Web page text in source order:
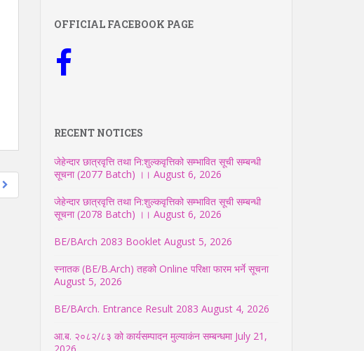
OFFICIAL FACEBOOK PAGE
RECENT NOTICES
जेहेन्दार छात्रवृत्ति तथा नि:शुल्कवृत्तिको सम्भावित सूची सम्बन्धी
सूचना (2077 Batch) ।। August 6, 2026
जेहेन्दार छात्रवृत्ति तथा नि:शुल्कवृत्तिको सम्भावित सूची सम्बन्धी
सूचना (2078 Batch) ।। August 6, 2026
BE/BArch 2083 Booklet August 5, 2026
स्नातक (BE/B.Arch) तहको Online परिक्षा फारम भर्ने सूचना
August 5, 2026
BE/BArch. Entrance Result 2083 August 4, 2026
आ.ब. २०८२/८३ को कार्यसम्पादन मुल्याकंन सम्बन्धमा July 21,